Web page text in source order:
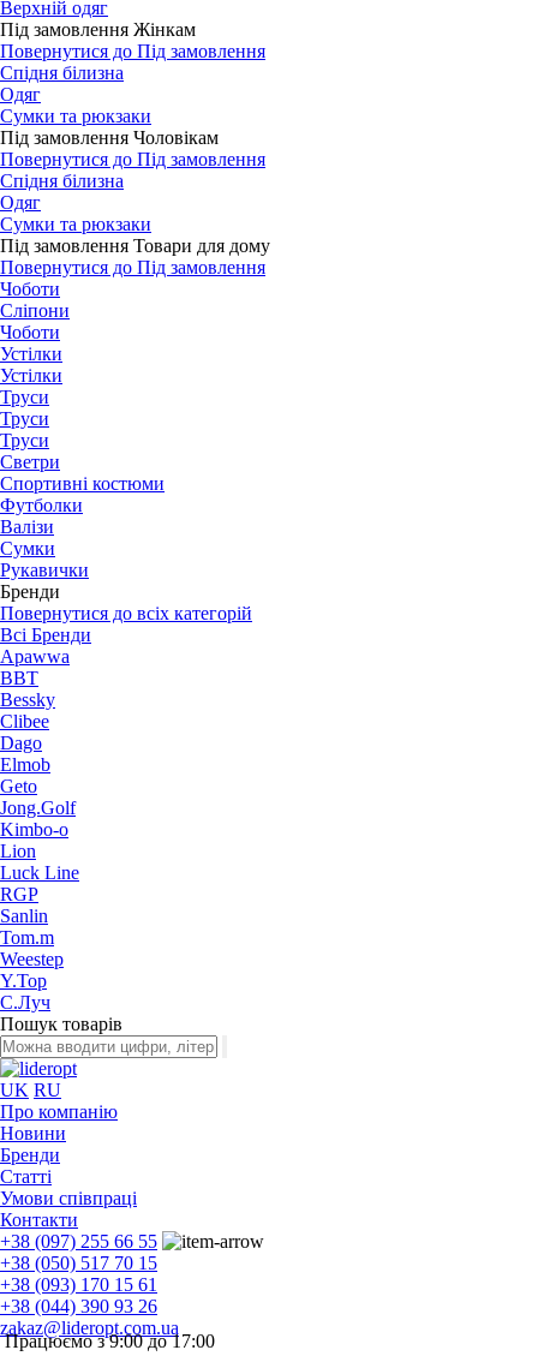
Верхній одяг
Під замовлення Жінкам
Повернутися до Під замовлення
Спідня білизна
Одяг
Сумки та рюкзаки
Під замовлення Чоловікам
Повернутися до Під замовлення
Спідня білизна
Одяг
Сумки та рюкзаки
Під замовлення Товари для дому
Повернутися до Під замовлення
Чоботи
Сліпони
Чоботи
Устілки
Устілки
Труси
Труси
Труси
Светри
Спортивні костюми
Футболки
Валізи
Сумки
Рукавички
Бренди
Повернутися до всіх категорій
Всі Бренди
Apawwa
BBT
Bessky
Clibee
Dago
Elmob
Geto
Jong.Golf
Kimbo-o
Lion
Luck Line
RGP
Sanlin
Tom.m
Weestep
Y.Top
С.Луч
Пошук товарів
UK RU
Про компанію
Новини
Бренди
Статті
Умови співпраці
Контакти
+38 (097) 255 66 55
+38 (050) 517 70 15
+38 (093) 170 15 61
+38 (044) 390 93 26
zakaz@lideropt.com.ua
Працюємо з 9:00 до 17:00